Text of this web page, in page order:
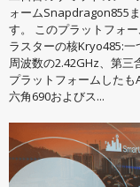
ォームSnapdragon855
す。 このプラットフォ
ラスターの核Kryo485:
周波数の2.42GHz、第
プラットフォームした
六角690およびス...